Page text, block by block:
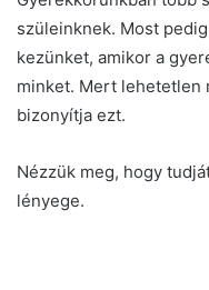
szüleinknek. Most
kezünket, amikor a
minket. Mert lehetetlen
bizonyítja ezt.
Nézzük meg, hogy
lényege.